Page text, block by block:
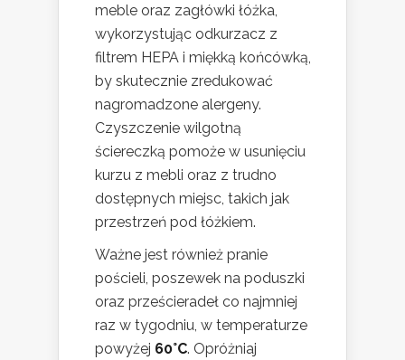
meble oraz zagłówki łóżka,
wykorzystując odkurzacz z
filtrem HEPA i miękką końcówką,
by skutecznie zredukować
nagromadzone alergeny.
Czyszczenie wilgotną
ściereczką pomoże w usunięciu
kurzu z mebli oraz z trudno
dostępnych miejsc, takich jak
przestrzeń pod łóżkiem.
Ważne jest również pranie
pościeli, poszewek na poduszki
oraz prześcieradeł co najmniej
raz w tygodniu, w temperaturze
powyżej 60°C. Opróżniaj